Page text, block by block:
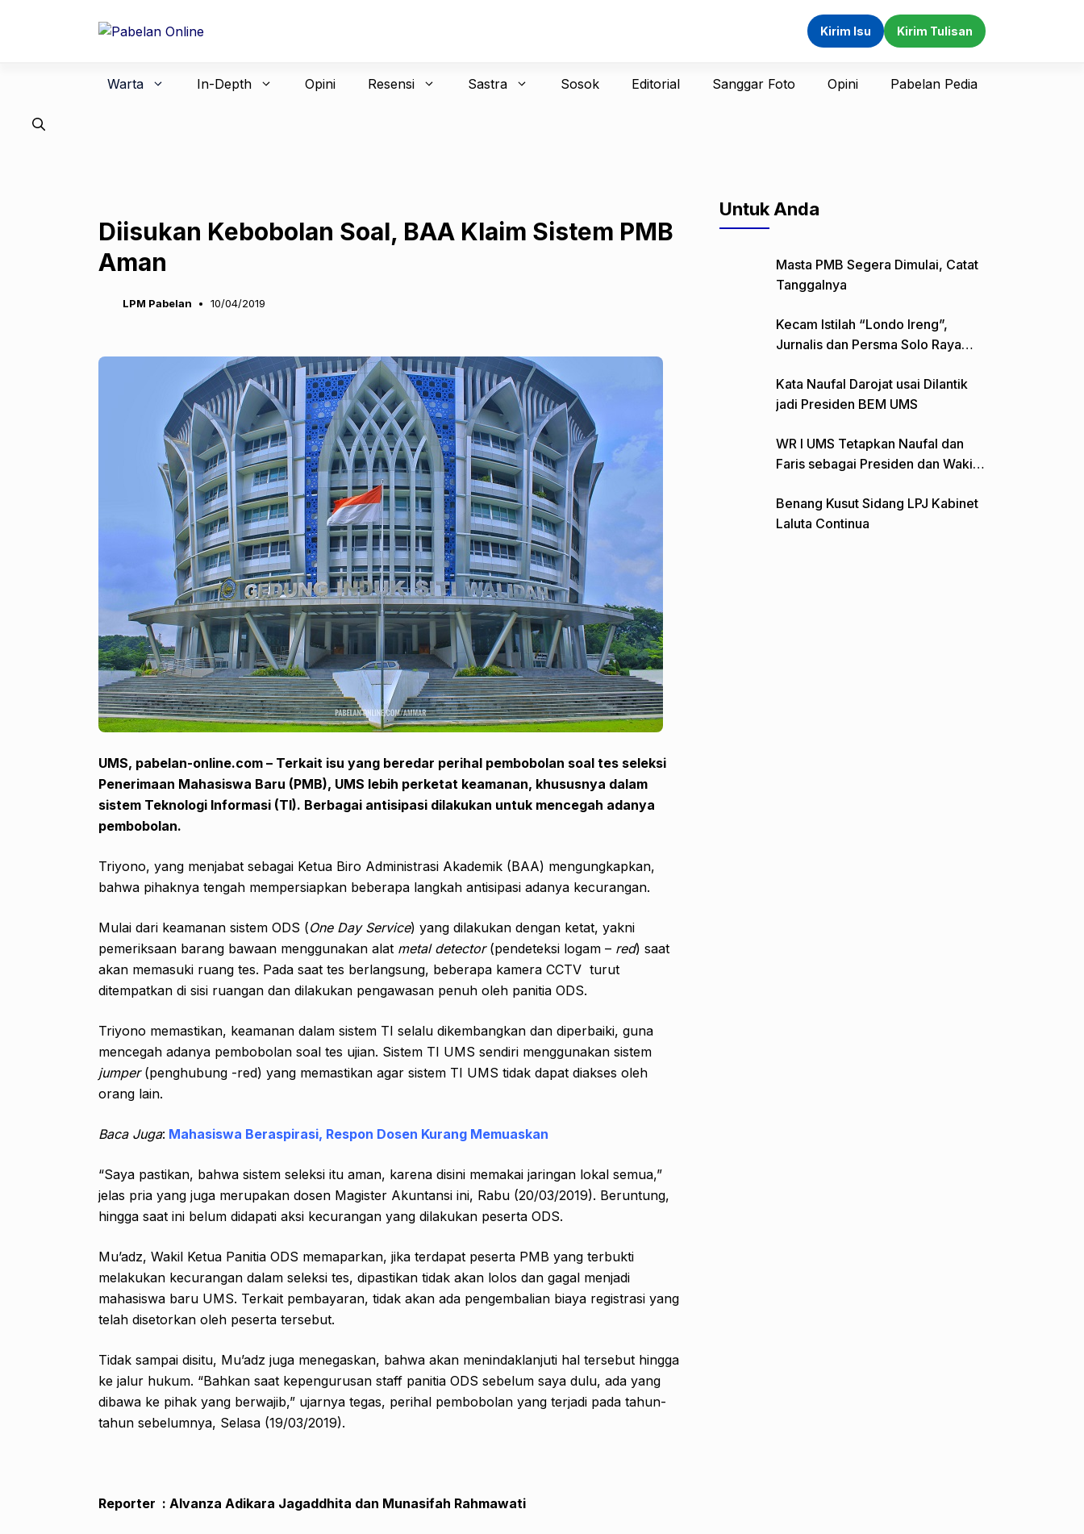
Kirim Isu Kirim Tulisan
Warta In-Depth Opini Resensi Sastra Sosok Editorial Sanggar Foto Opini Pabelan Pedia
Diisukan Kebobolan Soal, BAA Klaim Sistem PMB
Aman
LPM Pabelan 10/04/2019
UMS, pabelan-online.com – Terkait isu yang beredar perihal pembobolan soal tes seleksi
Penerimaan Mahasiswa Baru (PMB), UMS lebih perketat keamanan, khususnya dalam
sistem Teknologi Informasi (TI). Berbagai antisipasi dilakukan untuk mencegah adanya
pembobolan.
Triyono, yang menjabat sebagai Ketua Biro Administrasi Akademik (BAA) mengungkapkan,
bahwa pihaknya tengah mempersiapkan beberapa langkah antisipasi adanya kecurangan.
Mulai dari keamanan sistem ODS (One Day Service) yang dilakukan dengan ketat, yakni
pemeriksaan barang bawaan menggunakan alat metal detector (pendeteksi logam – red) saat
akan memasuki ruang tes. Pada saat tes berlangsung, beberapa kamera CCTV turut
ditempatkan di sisi ruangan dan dilakukan pengawasan penuh oleh panitia ODS.
Triyono memastikan, keamanan dalam sistem TI selalu dikembangkan dan diperbaiki, guna
mencegah adanya pembobolan soal tes ujian. Sistem TI UMS sendiri menggunakan sistem
jumper(penghubung -red) yang memastikan agar sistem TI UMS tidak dapat diakses oleh
orang lain.
Baca Juga: Mahasiswa Beraspirasi, Respon Dosen Kurang Memuaskan
“Saya pastikan, bahwa sistem seleksi itu aman, karena disini memakai jaringan lokal semua,”
jelas pria yang juga merupakan dosen Magister Akuntansi ini, Rabu (20/03/2019). Beruntung,
hingga saat ini belum didapati aksi kecurangan yang dilakukan peserta ODS.
Mu’adz, Wakil Ketua Panitia ODS memaparkan, jika terdapat peserta PMB yang terbukti
melakukan kecurangan dalam seleksi tes, dipastikan tidak akan lolos dan gagal menjadi
mahasiswa baru UMS. Terkait pembayaran, tidak akan ada pengembalian biaya registrasi yang
telah disetorkan oleh peserta tersebut.
Tidak sampai disitu, Mu’adz juga menegaskan, bahwa akan menindaklanjuti hal tersebut hingga
ke jalur hukum. “Bahkan saat kepengurusan staff panitia ODS sebelum saya dulu, ada yang
dibawa ke pihak yang berwajib,” ujarnya tegas, perihal pembobolan yang terjadi pada tahun-
tahun sebelumnya, Selasa (19/03/2019).
Reporter : Alvanza Adikara Jagaddhita dan Munasifah Rahmawati
Untuk Anda
Masta PMB Segera Dimulai, Catat
Tanggalnya
Kecam Istilah “Londo Ireng”,
Jurnalis dan Persma Solo Raya
Kata Naufal Darojat usai Dilantik
jadi Presiden BEM UMS
WR I UMS Tetapkan Naufal dan
Faris sebagai Presiden dan Wakil
Benang Kusut Sidang LPJ Kabinet
Laluta Continua